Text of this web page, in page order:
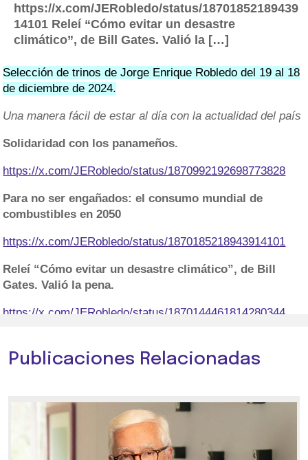
https://x.com/JERobledo/status/18701852189439
14101 Releí “Cómo evitar un desastre
climático”, de Bill Gates. Valió la […]
Selección de trinos de Jorge Enrique Robledo del 19 al 18
de diciembre de 2024.
Una manera fácil de estar al día con la actualidad del país
Solidaridad con los panameños.
https://x.com/JERobledo/status/1870992192698773828
Para no ser engañados: el consumo mundial de
combustibles en 2050
https://x.com/JERobledo/status/1870185218943914101
Releí “Cómo evitar un desastre climático”, de Bill
Gates. Valió la pena.
https://x.com/JERobledo/status/1870144461814280344
Publicaciones Relacionadas